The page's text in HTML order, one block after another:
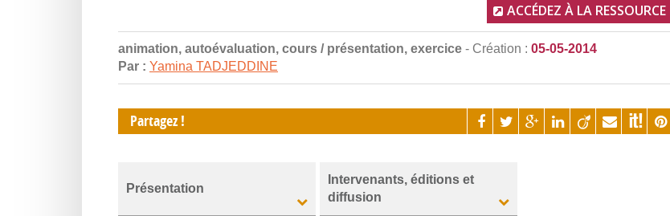
ACCÉDEZ À LA RESSOURCE
animation, autoévaluation, cours / présentation, exercice - Création : 05-05-2014
Par : Yamina TADJEDDINE
Partagez !
Présentation
Intervenants, éditions et
diffusion